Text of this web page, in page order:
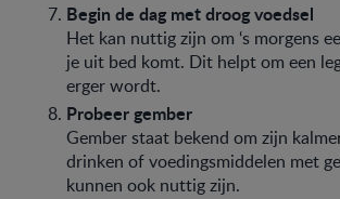
Begin de dag met droog voedsel
Het kan nuttig zijn om ‘s morgens
je uit bed komt. Dit helpt om een
erger wordt.
Probeer gember
Gember staat bekend om zijn
drinken of voedingsmiddelen met
kunnen ook nuttig zijn.